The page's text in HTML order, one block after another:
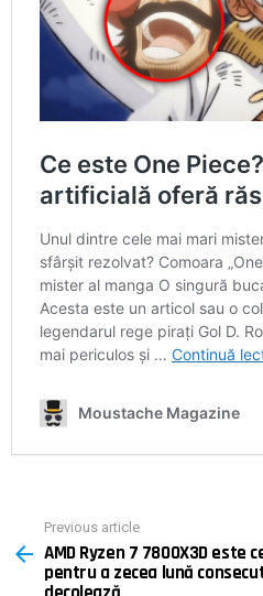
more
Previous article
AMD Ryzen 7 7800X3D este
pentru a zecea lună